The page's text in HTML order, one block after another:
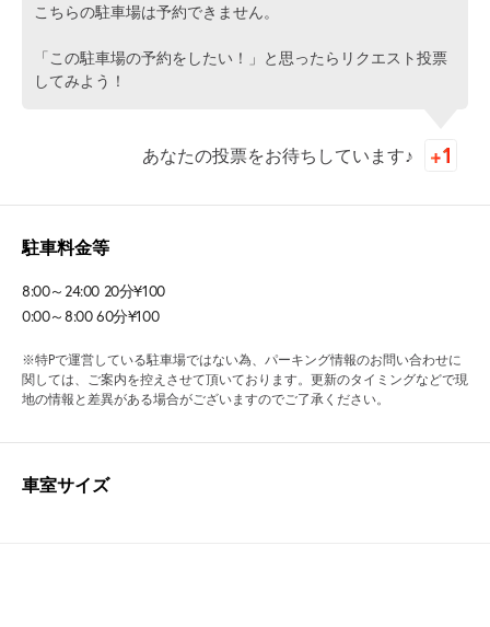
こちらの駐車場は予約できません。
「この駐車場の予約をしたい！」と思ったらリクエスト投票
してみよう！
あなたの投票をお待ちしています♪
駐車料金等
8:00～24:00 20分¥100
0:00～8:00 60分¥100
※特Pで運営している駐車場ではない為、パーキング情報のお問い合わせに
関しては、ご案内を控えさせて頂いております。更新のタイミングなどで現
地の情報と差異がある場合がございますのでご了承ください。
車室サイズ